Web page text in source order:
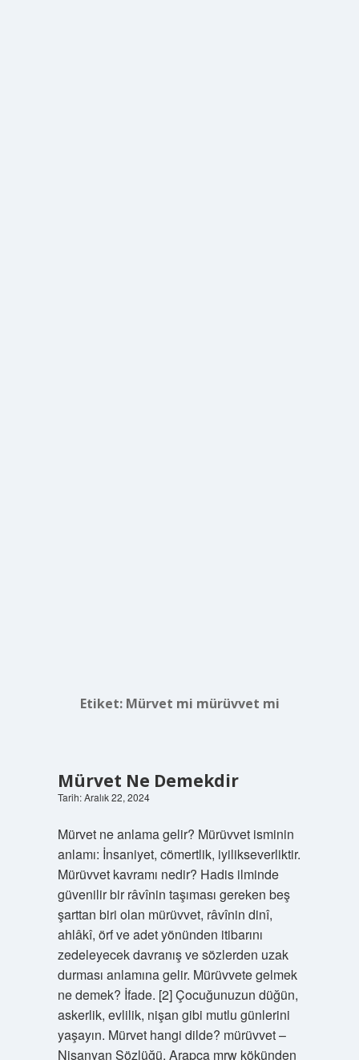
Etiket: Mürvet mi mürüvvet mi
Mürvet Ne Demekdir
Tarih: Aralık 22, 2024
Mürvet ne anlama gelir? Mürüvvet isminin
anlamı: İnsaniyet, cömertlik, iyilikseverliktir.
Mürüvvet kavramı nedir? Hadis ilminde
güvenilir bir râvînin taşıması gereken beş
şarttan biri olan mürüvvet, râvînin dinî,
ahlâkî, örf ve adet yönünden itibarını
zedeleyecek davranış ve sözlerden uzak
durması anlamına gelir. Mürüvvete gelmek
ne demek? İfade. [2] Çocuğunuzun düğün,
askerlik, evlilik, nişan gibi mutlu günlerini
yaşayın. Mürvet hangi dilde? mürüvvet –
Nişanyan Sözlüğü. Arapça mrw kökünden